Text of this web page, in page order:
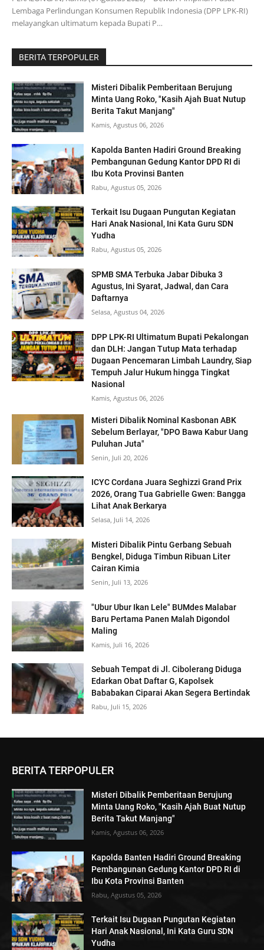
Lembaga Perlindungan Konsumen Republik Indonesia (DPP LPK-RI)
melayangkan ultimatum kepada Bupati P…
BERITA TERPOPULER
Misteri Dibalik Pemberitaan Berujung
Minta Uang Roko, "Kasih Ajah Buat Nutup
Berita Takut Manjang"
Kamis, Agustus 06, 2026
Kapolda Banten Hadiri Ground Breaking
Pembangunan Gedung Kantor DPD RI di
Ibu Kota Provinsi Banten
Rabu, Agustus 05, 2026
Terkait Isu Dugaan Pungutan Kegiatan
Hari Anak Nasional, Ini Kata Guru SDN
Yudha
Rabu, Agustus 05, 2026
SPMB SMA Terbuka Jabar Dibuka 3
Agustus, Ini Syarat, Jadwal, dan Cara
Daftarnya
Selasa, Agustus 04, 2026
DPP LPK-RI Ultimatum Bupati Pekalongan
dan DLH: Jangan Tutup Mata terhadap
Dugaan Pencemaran Limbah Laundry, Siap
Tempuh Jalur Hukum hingga Tingkat
Nasional
Kamis, Agustus 06, 2026
Misteri Dibalik Nominal Kasbonan ABK
Sebelum Berlayar, "DPO Bawa Kabur Uang
Puluhan Juta"
Senin, Juli 20, 2026
ICYC Cordana Juara Seghizzi Grand Prix
2026, Orang Tua Gabrielle Gwen: Bangga
Lihat Anak Berkarya
Selasa, Juli 14, 2026
Misteri Dibalik Pintu Gerbang Sebuah
Bengkel, Diduga Timbun Ribuan Liter
Cairan Kimia
Senin, Juli 13, 2026
"Ubur Ubur Ikan Lele" BUMdes Malabar
Baru Pertama Panen Malah Digondol
Maling
Kamis, Juli 16, 2026
Sebuah Tempat di Jl. Cibolerang Diduga
Edarkan Obat Daftar G, Kapolsek
Bababakan Ciparai Akan Segera Bertindak
Rabu, Juli 15, 2026
BERITA TERPOPULER
Misteri Dibalik Pemberitaan Berujung
Minta Uang Roko, "Kasih Ajah Buat Nutup
Berita Takut Manjang"
Kamis, Agustus 06, 2026
Kapolda Banten Hadiri Ground Breaking
Pembangunan Gedung Kantor DPD RI di
Ibu Kota Provinsi Banten
Rabu, Agustus 05, 2026
Terkait Isu Dugaan Pungutan Kegiatan
Hari Anak Nasional, Ini Kata Guru SDN
Yudha